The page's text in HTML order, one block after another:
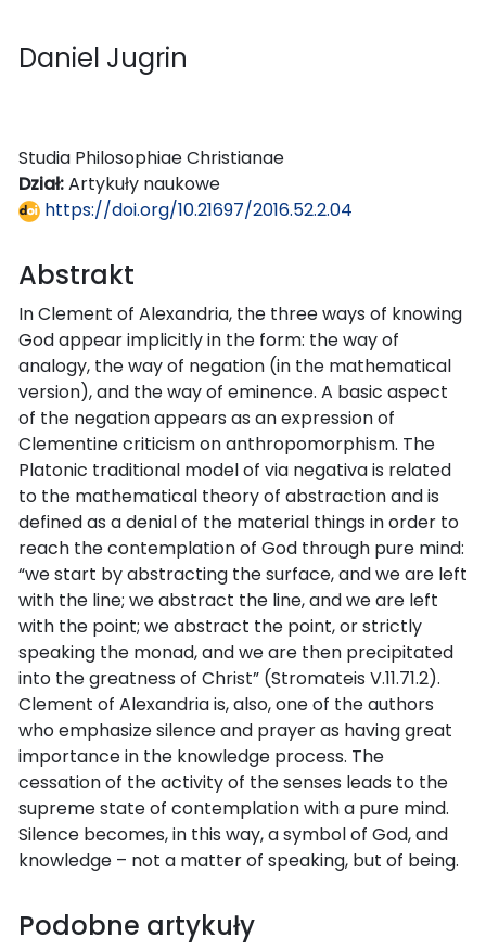
Daniel Jugrin
Studia Philosophiae Christianae
Dział:Artykuły naukowe
https://doi.org/10.21697/2016.52.2.04
Abstrakt
In Clement of Alexandria, the three ways of knowing
God appear implicitly in the form: the way of
analogy, the way of negation (in the mathematical
version), and the way of eminence. A basic aspect
of the negation appears as an expression of
Clementine criticism on anthropomorphism. The
Platonic traditional model of via negativa is related
to the mathematical theory of abstraction and is
defined as a denial of the material things in order to
reach the contemplation of God through pure mind:
“we start by abstracting the surface, and we are left
with the line; we abstract the line, and we are left
with the point; we abstract the point, or strictly
speaking the monad, and we are then precipitated
into the greatness of Christ” (Stromateis V.11.71.2).
Clement of Alexandria is, also, one of the authors
who emphasize silence and prayer as having great
importance in the knowledge process. The
cessation of the activity of the senses leads to the
supreme state of contemplation with a pure mind.
Silence becomes, in this way, a symbol of God, and
knowledge – not a matter of speaking, but of being.
Podobne artykuły